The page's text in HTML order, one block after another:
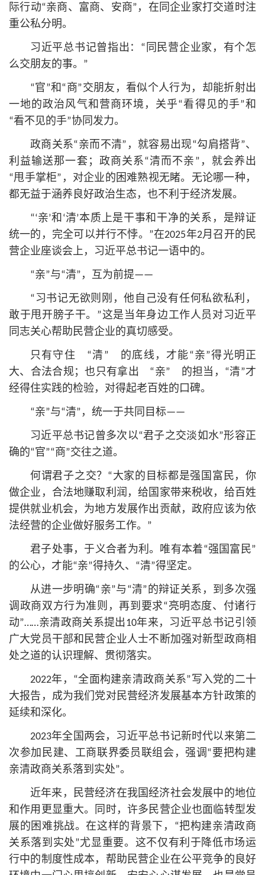
际行动“亲商、富商、安商”，在同企业家打交道时注
重公私分明。
习近平总书记曾指出：“同民营企业家，有个怎
么交朋友的事。”
“官”和“商”交朋友，看似个人行为，却能折射出
一地的政治风气和营商环境，关乎“看得见的手”和
“看不见的手”协同发力。
政商关系“亲而不清”，就容易出现“勾肩搭背”、
利益输送那一套；政商关系“清而不亲”，就会养出
“甩手掌柜”，对企业的困难熟视无睹。无论哪一种，
都无益于涵养良好政治生态，也不利于经济发展。
“‘亲’和‘清’本质上是干事和干净的关系，是辩证
统一的，完全可以并行不悖。”在2025年2月召开的民
营企业座谈会上，习近平总书记一语中的。
“亲”与“清”，互为前提——
“习书记无欲则刚，他自己没有任何私欲私利，
敢于甩开膀子干。”这是当年身边工作人员对习近平
同志关心帮助民营企业的真切感受。
只有守住 “清” 的底线，才能“亲”得光明正
大、合法合规；也只有拿出 “亲” 的担当，“清”才
经得住实践的检验，对得起老百姓的口碑。
“亲”与“清”，统一于共同目标——
习近平总书记曾多次以“君子之交淡如水”形容正
确的“官”“商”交往之道。
何谓君子之交？“大家的目标都是强国富民，你
做企业，合法地赚取利润，给国家带来税收，给百姓
提供就业机会，为地方发展作出贡献，政府应该为依
法经营的企业做好服务工作。”
君子处事，于义合者为利。唯有本着“强国富民”
的公心，才能“亲”得持久、“清”得坚定。
从进一步明确“亲”与“清”的辩证关系，到多次强
调政商双方行为准则，再到要求“亮明态度、付诸行
动”……亲清政商关系提出10年来，习近平总书记引领
广大党员干部和民营企业人士不断加强对新型政商相
处之道的认识理解、贯彻落实。
2022年，“全面构建亲清政商关系”写入党的二十
大报告，成为我们党对民营经济发展基本方针政策的
延续和深化。
2023年全国两会，习近平总书记新时代以来第二
次参加民建、工商联界委员联组会，强调“要把构建
亲清政商关系落到实处”。
近年来，民营经济在我国经济社会发展中的地位
和作用更显重大。同时，许多民营企业也面临转型发
展的困难挑战。在这样的背景下，“把构建亲清政商
关系落到实处”尤显重要。这不仅有利于降低市场运
行中的制度性成本，帮助民营企业在公平竞争的良好